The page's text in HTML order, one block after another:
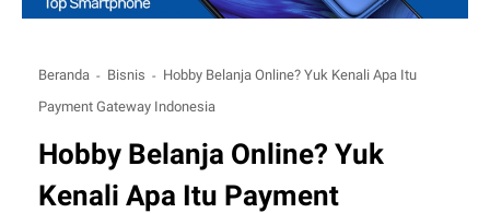
Beranda Bisnis
Hobby Belanja Online? Yuk Kenali Apa Itu
Payment Gateway Indonesia
Hobby Belanja Online? Yuk
Kenali Apa Itu Payment